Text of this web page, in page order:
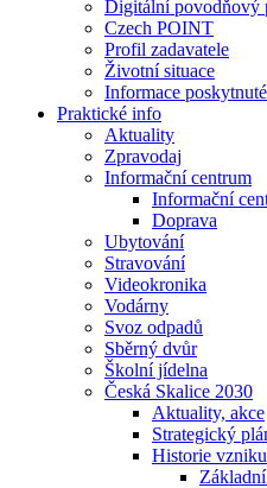
Digitální povodňový
Czech POINT
Profil zadavatele
Životní situace
Informace
Praktické info
Aktuality
Zpravodaj
Informační centrum
Informační
Doprava
Ubytování
Stravování
Videokronika
Vodárny
Svoz odpadů
Sběrný dvůr
Školní jídelna
Česká Skalice 2030
Aktuality, akce
Strategický
Historie